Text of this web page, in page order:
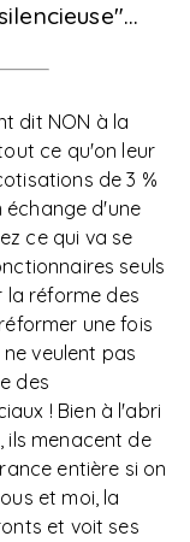
dit NON à la
ce qu'on leur
de 3 %
échange d'une
ce qui va se
seuls
réforme des
une fois
veulent pas
des
! Bien à l'abri
ils menacent de
entière si on
et moi, la
et voit ses